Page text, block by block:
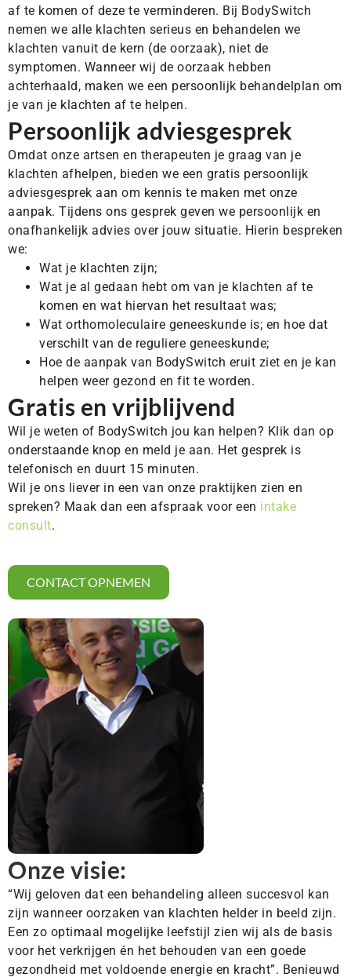
af te komen of deze te verminderen. Bij BodySwitch
nemen we alle klachten serieus en behandelen we
klachten vanuit de kern (de oorzaak), niet de
symptomen. Wanneer wij de oorzaak hebben
achterhaald, maken we een persoonlijk behandelplan om
je van je klachten af te helpen.
Persoonlijk adviesgesprek
Omdat onze artsen en therapeuten je graag van je
klachten afhelpen, bieden we een gratis persoonlijk
adviesgesprek aan om kennis te maken met onze
aanpak. Tijdens ons gesprek geven we persoonlijk en
onafhankelijk advies over jouw situatie. Hierin bespreken
we:
Wat je klachten zijn;
Wat je al gedaan hebt om van je klachten af te
komen en wat hiervan het resultaat was;
Wat orthomoleculaire geneeskunde is; en hoe dat
verschilt van de reguliere geneeskunde;
Hoe de aanpak van BodySwitch eruit ziet en je kan
helpen weer gezond en fit te worden.
Gratis en vrijblijvend
Wil je weten of BodySwitch jou kan helpen? Klik dan op
onderstaande knop en meld je aan. Het gesprek is
telefonisch en duurt 15 minuten.
Wil je ons liever in een van onze praktijken zien en
spreken? Maak dan een afspraak voor een intake
consult.
CONTACT OPNEMEN
Onze visie:
“Wij geloven dat een behandeling alleen succesvol kan
zijn wanneer oorzaken van klachten helder in beeld zijn.
Een zo optimaal mogelijke leefstijl zien wij als de basis
voor het verkrijgen én het behouden van een goede
gezondheid met voldoende energie en kracht”. Benieuwd